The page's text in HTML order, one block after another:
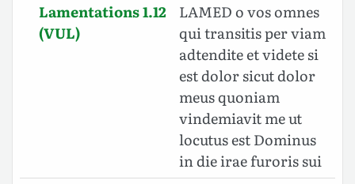
Lamentations 1.12
(VUL)
LAMED o vos omnes
qui transitis per viam
adtendite et videte si
est dolor sicut dolor
meus quoniam
vindemiavit me ut
locutus est Dominus
in die irae furoris sui